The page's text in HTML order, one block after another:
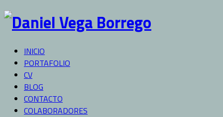
INICIO
PORTAFOLIO
CV
BLOG
CONTACTO
COLABORADORES